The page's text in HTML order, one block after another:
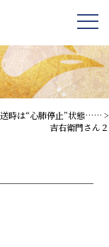
時は“心肺停止”状態…… >
吉右衛門さん２